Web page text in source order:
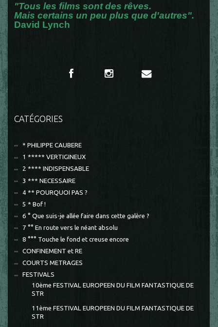
"Tous les films sont des rêves.
Mais certains un peu plus que d'autres".
David Lynch
CATÉGORIES
* PHILIPPE CAUBERE
1 ***** VERTIGINEUX
2 **** INDISPENSABLE
3 *** NECESSAIRE
4 ** POURQUOI PAS ?
5 * Bof !
6 ° Que suis-je allée faire dans cette galère ?
7 °° En route vers le néant absolu
8 °°° Touche le fond et creuse encore
CONFINEMENT et RE
COURTS METRAGES
FESTIVALS
10ème FESTIVAL EUROPEEN DU FILM FANTASTIQUE DE
STR
11ème FESTIVAL EUROPEEN DU FILM FANTASTIQUE DE
STR